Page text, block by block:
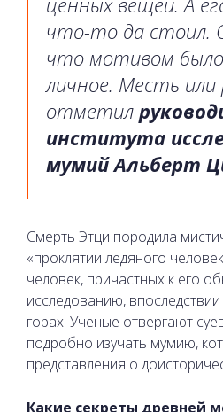
что-то да стоил.
что мотивом
личное. Месть
отметил
института
мумий Альберт
Смерть Этци породила
«проклятии ледяного
человек, причастных к его
исследованию,
горах. Ученые отвергают
подробно изучать мумию,
представления о
Какие секреты древней